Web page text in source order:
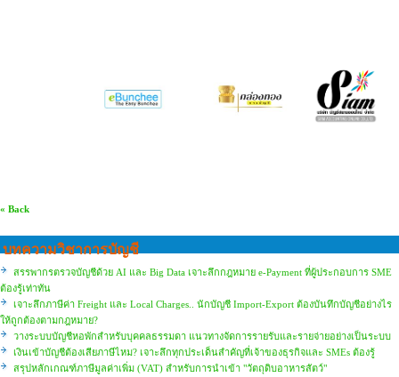
« Back
บทความวิชาการบัญชี
สรรพากรตรวจบัญชีด้วย AI และ Big Data เจาะลึกกฎหมาย e-Payment ที่ผู้ประกอบการ SME
ต้องรู้เท่าทัน
เจาะลึกภาษีค่า Freight และ Local Charges.. นักบัญชี Import-Export ต้องบันทึกบัญชีอย่างไร
ให้ถูกต้องตามกฎหมาย?
วางระบบบัญชีหอพักสำหรับบุคคลธรรมดา แนวทางจัดการรายรับและรายจ่ายอย่างเป็นระบบ
เงินเข้าบัญชีต้องเสียภาษีไหม? เจาะลึกทุกประเด็นสำคัญที่เจ้าของธุรกิจและ SMEs ต้องรู้
สรุปหลักเกณฑ์ภาษีมูลค่าเพิ่ม (VAT) สำหรับการนำเข้า "วัตถุดิบอาหารสัตว์"